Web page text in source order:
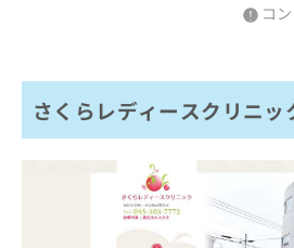
コ
さくらレディースクリニッ